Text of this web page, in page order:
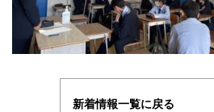
新着情報一覧に戻る